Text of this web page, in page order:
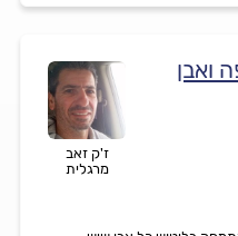
ז'ק זאב
מרגלית
ואבן